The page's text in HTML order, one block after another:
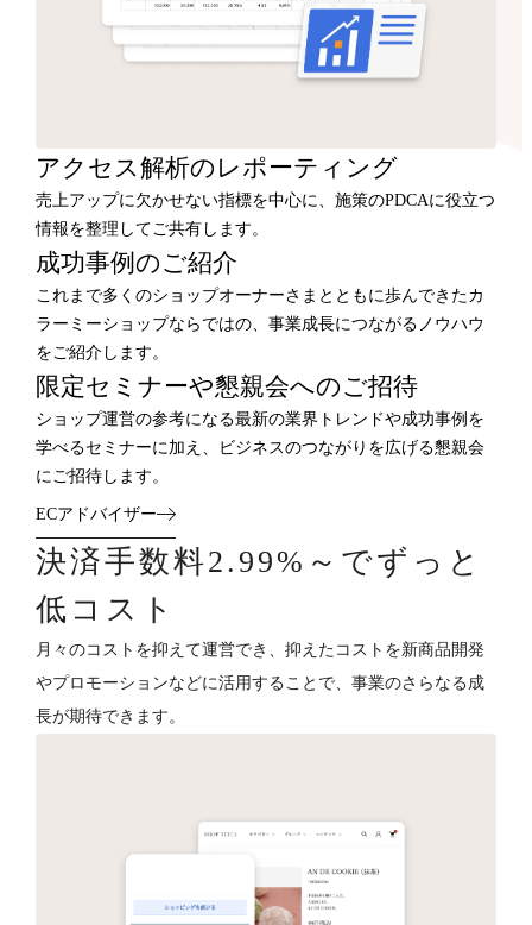
アクセス解析のレポーティング
売上アップに欠かせない指標を中心に、施策のPDCAに役立つ
情報を整理してご共有します。
成功事例のご紹介
これまで多くのショップオーナーさまとともに歩んできたカ
ラーミーショップならではの、事業成長につながるノウハウ
をご紹介します。
限定セミナーや懇親会へのご招待
ショップ運営の参考になる最新の業界トレンドや成功事例を
学べるセミナーに加え、ビジネスのつながりを広げる懇親会
にご招待します。
ECアドバイザー
決済手数料2.99%～でずっと
低コスト
月々のコストを抑えて運営でき、抑えたコストを新商品開発
やプロモーションなどに活用することで、事業のさらなる成
長が期待できます。